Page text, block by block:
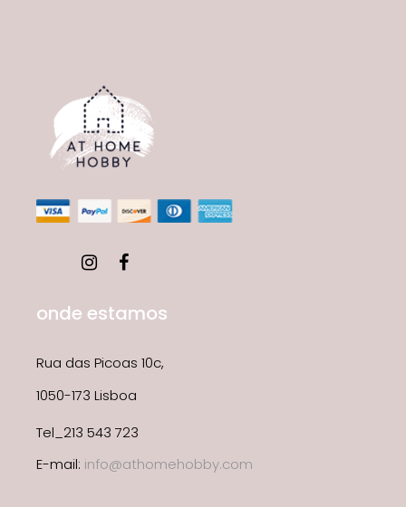
onde estamos
Rua das Picoas 10c,
1050-173 Lisboa
Tel_213 543 723
E-mail: info@athomehobby.com